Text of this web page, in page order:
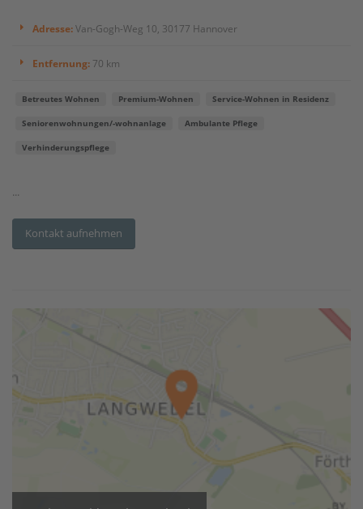
Adresse:Van-Gogh-Weg 10, 30177 Hannover
Entfernung: 70 km
Betreutes Wohnen Premium-Wohnen Service-Wohnen in Residenz
Seniorenwohnungen/-wohnanlage Ambulante Pflege
Verhinderungspflege
...
Kontakt aufnehmen